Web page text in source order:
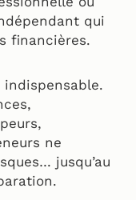
qui
financières.
indispensable.
ne
jusqu’au